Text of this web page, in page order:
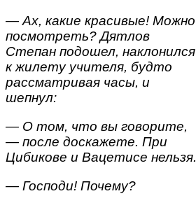
— Ах, какие красивые! Можно
посмотреть? Дятлов
Степан подошел, наклонился
к жилету учителя, будто
рассматривая часы, и
шепнул:
— О том, что вы говорите,
— после доскажете. При
Цибикове и Вацетисе нельзя.
— Господи! Почему?